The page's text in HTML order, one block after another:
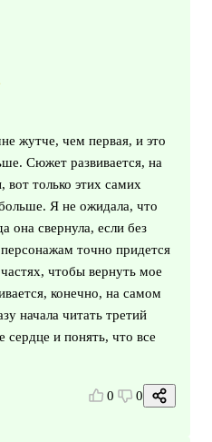
жутче, чем первая, и это
Сюжет развивается, на
вот только этих самих
Я не ожидала, что
она свернула, если без
точно придется
чтобы вернуть мое
конечно, на самом
начала читать третий
сердце и понять, что все
0 0